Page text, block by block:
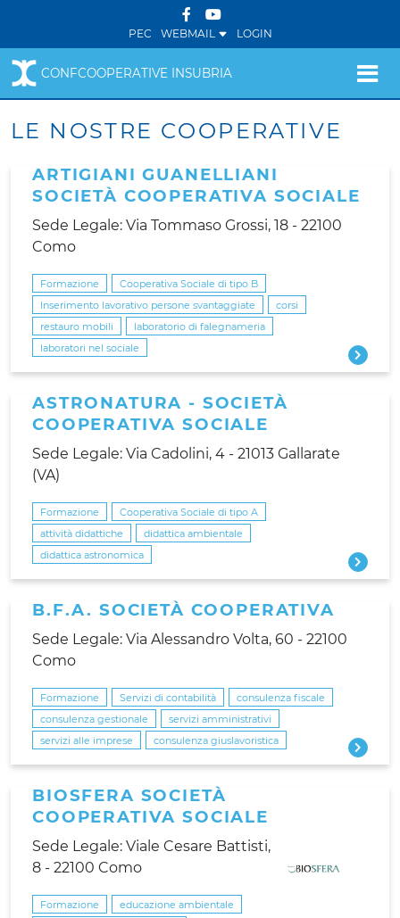
PEC WEBMAIL LOGIN
CONFCOOPERATIVE INSUBRIA
LE NOSTRE COOPERATIVE
ARTIGIANI GUANELLIANI
SOCIETÀ COOPERATIVA SOCIALE
Sede Legale: Via Tommaso Grossi, 18 - 22100
Como
Formazione
Cooperativa Sociale di tipo B
Inserimento lavorativo persone svantaggiate
corsi
restauro mobili
laboratorio di falegnameria
laboratori nel sociale
ASTRONATURA - SOCIETÀ
COOPERATIVA SOCIALE
Sede Legale: Via Cadolini, 4 - 21013 Gallarate
(VA)
Formazione
Cooperativa Sociale di tipo A
attività didattiche
didattica ambientale
didattica astronomica
B.F.A. SOCIETÀ COOPERATIVA
Sede Legale: Via Alessandro Volta, 60 - 22100
Como
Formazione Servizi di contabilità
consulenza fiscale
consulenza gestionale
servizi amministrativi
servizi alle imprese
consulenza giuslavoristica
BIOSFERA SOCIETÀ
COOPERATIVA SOCIALE
Sede Legale: Viale Cesare Battisti,
8 - 22100 Como
Formazione
educazione ambientale